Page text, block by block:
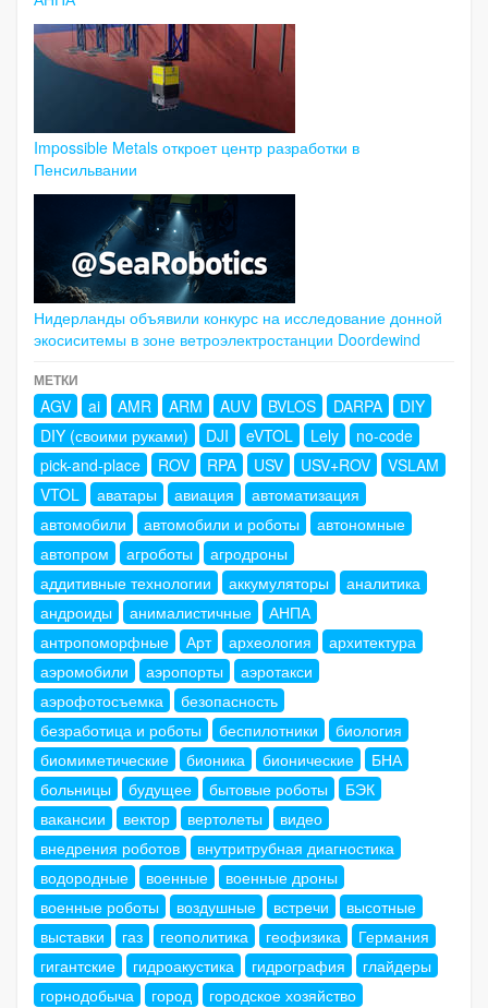
Impossible Metals откроет центр разработки в
Пенсильвании
Нидерланды объявили конкурс на исследование донной
экосиситемы в зоне ветроэлектростанции Doordewind
МЕТКИ
AGV ai AMR ARM AUV BVLOS DARPA
DIY
DIY (своими руками)
DJI eVTOL Lely
no-code
pick-and-place
ROV RPA USV USV+ROV
VSLAM
VTOL
аватары авиация
автоматизация
автомобили
автомобили и роботы
автономные
автопром
агроботы
агродроны
аддитивные технологии
аккумуляторы
аналитика
андроиды
анималистичные
АНПА
антропоморфные
Арт археология
архитектура
аэромобили
аэропорты
аэротакси
аэрофотосъемка
безопасность
безработица и роботы
беспилотники
биология
биомиметические
бионика бионические
БНА
больницы
будущее бытовые роботы
БЭК
вакансии
вектор вертолеты
видео
внедрения роботов
внутритрубная диагностика
водородные
военные
военные дроны
военные роботы
воздушные встречи
высотные
выставки
газ геополитика геофизика
Германия
гигантские
гидроакустика гидрография
глайдеры
горнодобыча
город
городское хозяйство